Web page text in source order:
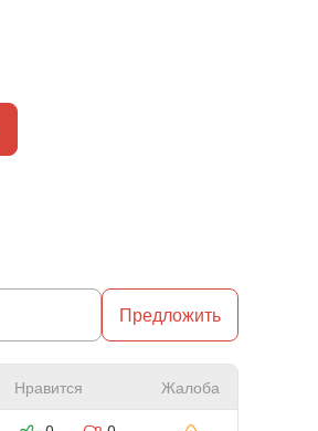
Предложить
Нравится Жалоба